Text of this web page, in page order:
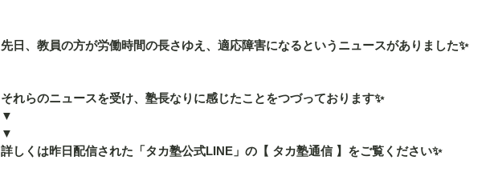
先日、教員の方が労働時間の長さゆえ、適応障害になるというニュースがありました✨
それらのニュースを受け、塾長なりに感じたことをつづっております✨
▼
▼
詳しくは昨日配信された「タカ塾公式LINE」の【 タカ塾通信 】をご覧ください✨